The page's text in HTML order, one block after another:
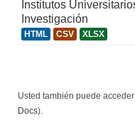
Institutos
Investigación
HTML CSV XLSX
Usted también puede
Docs).